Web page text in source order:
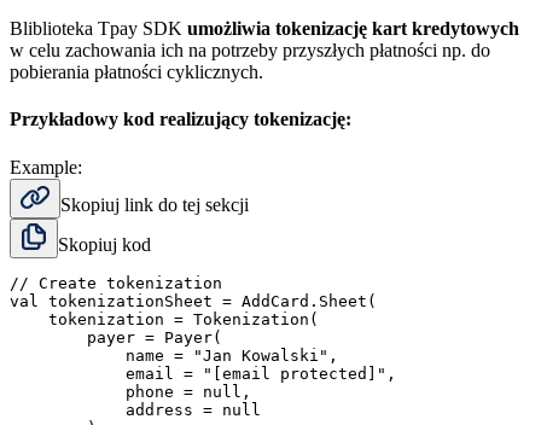
Bliblioteka Tpay SDK umożliwia tokenizację kart kredytowych
w celu zachowania ich na potrzeby przyszłych płatności np. do
pobierania płatności cyklicznych.
Przykładowy kod realizujący tokenizację:
Example:
Skopiuj link do tej sekcji
Skopiuj kod
// Create tokenization
val tokenizationSheet = AddCard.Sheet(
    tokenization = Tokenization(
        payer = Payer(
            name = "Jan Kowalski",
            email = "[email protected]",
            phone = null,
            address = null